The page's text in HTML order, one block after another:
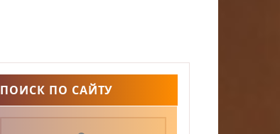
ПОИСК ПО САЙТУ